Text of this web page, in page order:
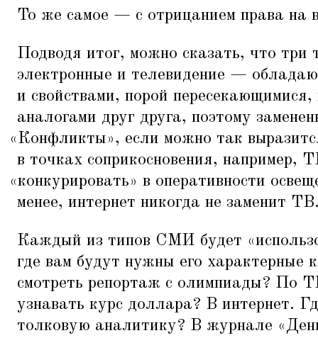
То же самое — с отрицанием права на
Подводя итог, можно сказать, что
электронные и телевидение —
и свойствами, порой
аналогами друг друга, поэтому
«Конфликты», если можно так
в точках соприкосновения, например,
«конкурировать» в оперативности
менее, интернет никогда не заменит
Каждый из типов СМИ будет «
где вам будут нужны его характерные
смотреть репортаж с олимпиады? По
узнавать курс доллара? В интернет.
толковую аналитику? В журнале «